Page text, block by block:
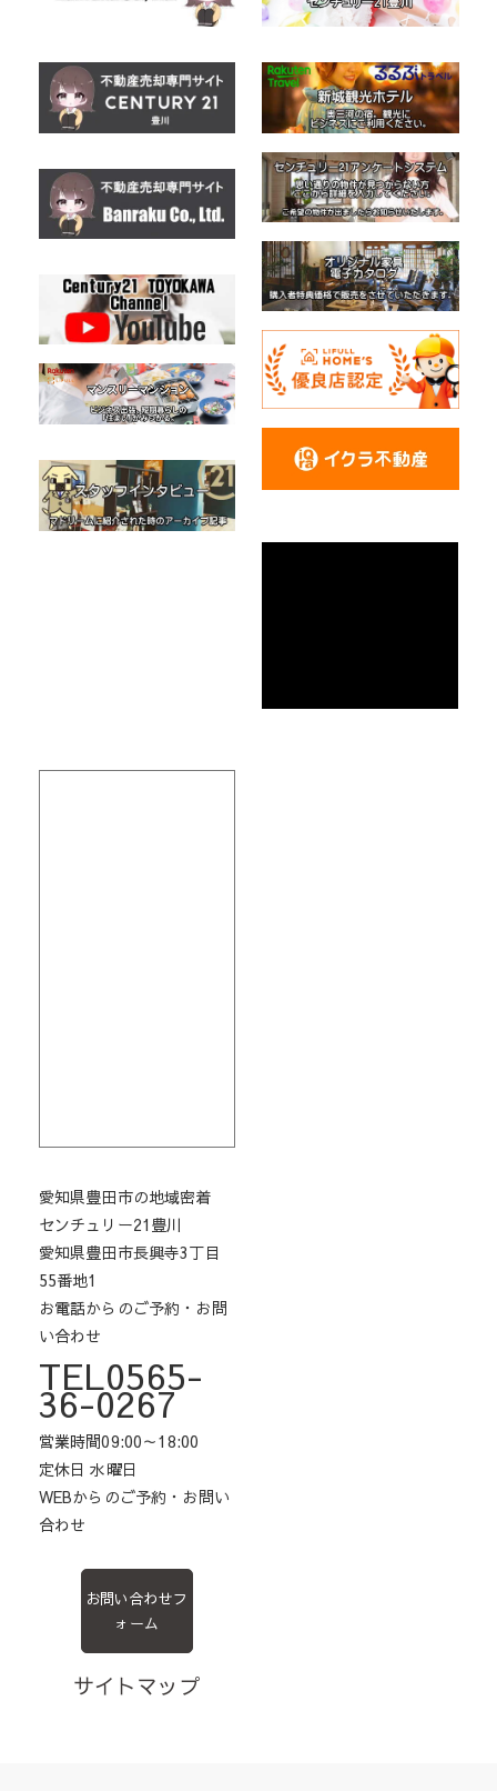
愛知県豊田市の地域密着
センチュリー21豊川
愛知県豊田市長興寺3丁目
55番地1
お電話からのご予約・お問
い合わせ
TEL0565-
36-0267
営業時間09:00～18:00
定休日 水曜日
WEBからのご予約・お問い
合わせ
お問い合わせフ
ォーム
サイトマップ